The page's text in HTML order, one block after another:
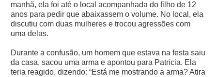
manhã, ela foi até o local acompanhada do filho de 12
anos para pedir que abaixassem o volume. No local, ela
discutiu com duas mulheres e trocou agressões com
uma delas.
Durante a confusão, um homem que estava na festa saiu
da casa, sacou uma arma e apontou para Patrícia. Ela
teria reagido, dizendo: “Está me mostrando a arma? Atira